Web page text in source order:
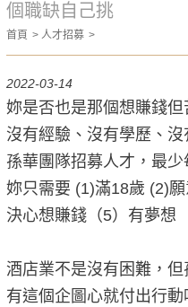
個職缺自己挑
首頁 人才招募
2022-03-14
妳是否也是那個想賺錢但
沒有經驗、沒有學歷、
孫華團隊招募人才，最
妳只需要 (1)滿18歲 (2)願
決心想賺錢（5）有夢想
酒店業不是沒有困難，但
有這個企圖心就付出行動